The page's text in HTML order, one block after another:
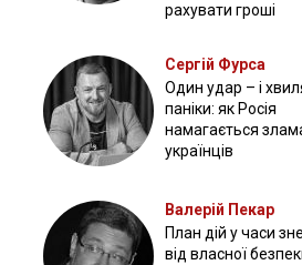
рахувати гроші
Сергій Фурса
Один удар – і
паніки: як Росія
намагається
українців
Валерій Пекар
План дій у часи
від власної